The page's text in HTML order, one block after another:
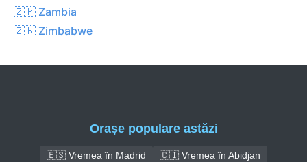
🇿🇲 Zambia
🇿🇼 Zimbabwe
Orașe populare astăzi
🇪🇸 Vremea în Madrid
🇨🇮 Vremea în Abidjan